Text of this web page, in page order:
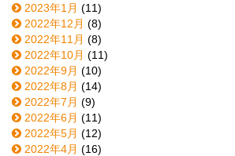
2023年1月 (11)
2022年12月 (8)
2022年11月 (8)
2022年10月 (11)
2022年9月 (10)
2022年8月 (14)
2022年7月 (9)
2022年6月 (11)
2022年5月 (12)
2022年4月 (16)